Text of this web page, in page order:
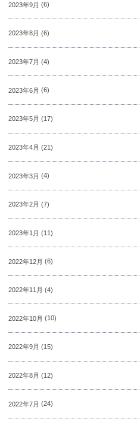
2023年9月 (6)
2023年8月 (6)
2023年7月 (4)
2023年6月 (6)
2023年5月 (17)
2023年4月 (21)
2023年3月 (4)
2023年2月 (7)
2023年1月 (11)
2022年12月 (6)
2022年11月 (4)
2022年10月 (10)
2022年9月 (15)
2022年8月 (12)
2022年7月 (24)